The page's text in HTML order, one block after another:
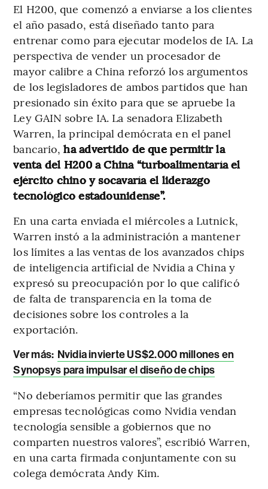
El H200, que comenzó a enviarse a los clientes
el año pasado, está diseñado tanto para
entrenar como para ejecutar modelos de IA. La
perspectiva de vender un procesador de
mayor calibre a China reforzó los argumentos
de los legisladores de ambos partidos que han
presionado sin éxito para que se apruebe la
Ley GAIN sobre IA. La senadora Elizabeth
Warren, la principal demócrata en el panel
bancario,ha advertido de que permitir la
venta del H200 a China “turboalimentaría el
ejército chino y socavaría el liderazgo
tecnológico estadounidense”.
En una carta enviada el miércoles a Lutnick,
Warren instó a la administración a mantener
los límites a las ventas de los avanzados chips
de inteligencia artificial de Nvidia a China y
expresó su preocupación por lo que calificó
de falta de transparencia en la toma de
decisiones sobre los controles a la
exportación.
Ver más: Nvidia invierte US$2.000 millones en
Synopsys para impulsar el diseño de chips
“No deberíamos permitir que las grandes
empresas tecnológicas como Nvidia vendan
tecnología sensible a gobiernos que no
comparten nuestros valores”, escribió Warren,
en una carta firmada conjuntamente con su
colega demócrata Andy Kim.